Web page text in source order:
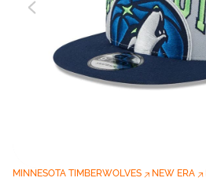
MINNESOTA TIMBERWOLVES NEW ERA